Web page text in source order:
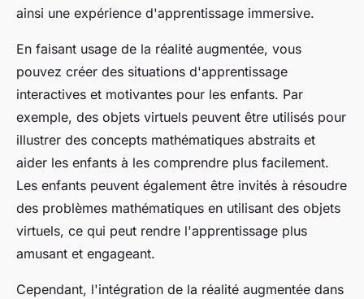
ainsi une expérience d'apprentissage immersive.
En faisant usage de la réalité augmentée, vous
pouvez créer des situations d'apprentissage
interactives et motivantes pour les enfants. Par
exemple, des objets virtuels peuvent être utilisés pour
illustrer des concepts mathématiques abstraits et
aider les enfants à les comprendre plus facilement.
Les enfants peuvent également être invités à résoudre
des problèmes mathématiques en utilisant des objets
virtuels, ce qui peut rendre l'apprentissage plus
amusant et engageant.
Cependant, l'intégration de la réalité augmentée dans